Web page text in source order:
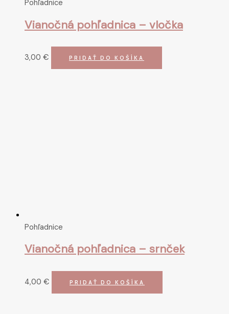
Pohľadnice
Vianočná pohľadnica – vločka
3,00 € PRIDAŤ DO KOŠÍKA
Pohľadnice
Vianočná pohľadnica – srnček
4,00 € PRIDAŤ DO KOŠÍKA